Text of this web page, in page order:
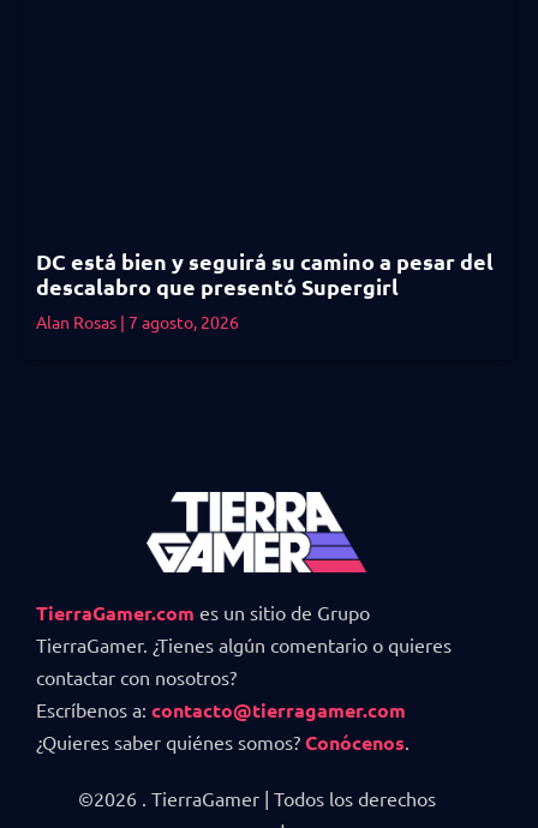
DC está bien y seguirá su camino a pesar del
descalabro que presentó Supergirl
Alan Rosas 7 agosto, 2026
TierraGamer.com es un sitio de Grupo
TierraGamer. ¿Tienes algún comentario o quieres
contactar con nosotros?
Escríbenos a: contacto@tierragamer.com
¿Quieres saber quiénes somos? Conócenos
©2026 . TierraGamer | Todos los derechos